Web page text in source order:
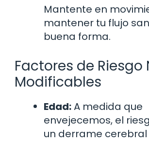
Mantente en
mantener tu flujo
buena forma.
Factores de Riesgo
Modificables
Edad:A medida que
envejecemos, el
un derrame